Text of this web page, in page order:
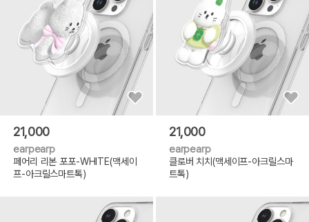
21,000
earpearp
페어리 리본 포포-WHITE(맥세이
프-아크릴스마트톡)
21,000
earpearp
클로버 치치(맥세이프-아크릴스마
트톡)